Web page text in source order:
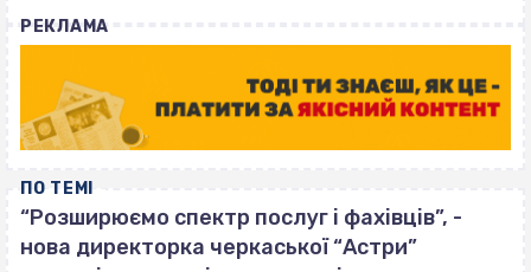
РЕКЛАМА
ПО ТЕМІ
“Розширюємо спектр послуг і фахівців”, -
нова директорка черкаської “Астри”